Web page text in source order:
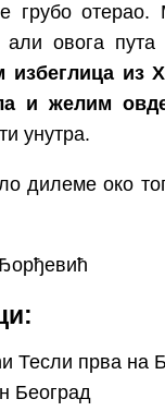
грубо
али овога пута
избеглица из
и желим
унутра.
дилеме око
Тесли прва на
Београд